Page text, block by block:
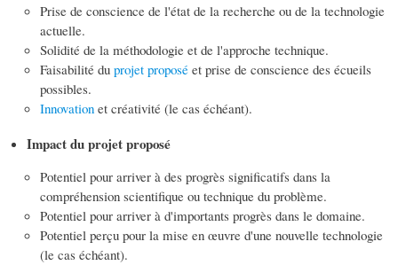
Prise de conscience de l'état de la recherche ou de la technologie
actuelle.
Solidité de la méthodologie et de l'approche technique.
Faisabilité du projet proposé et prise de conscience des écueils
possibles.
Innovation et créativité (le cas échéant).
Impact du projet proposé
Potentiel pour arriver à des progrès significatifs dans la
compréhension scientifique ou technique du problème.
Potentiel pour arriver à d'importants progrès dans le domaine.
Potentiel perçu pour la mise en œuvre d'une nouvelle technologie
(le cas échéant).